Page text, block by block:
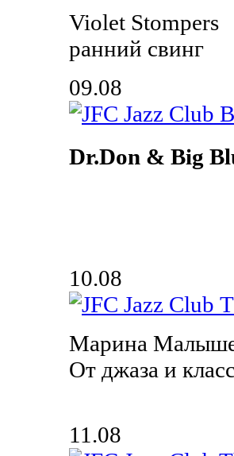
Violet Stompers
ранний свинг
09.08
Dr.Don & Big
10.08
Марина
От джаза и
11.08